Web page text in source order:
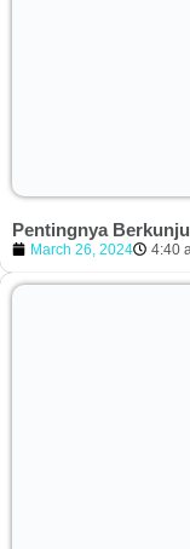
Pentingnya
March 26, 2024 4:40